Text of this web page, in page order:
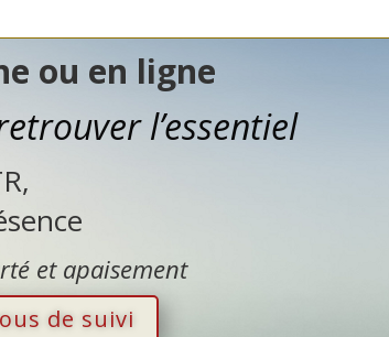
ou en ligne
l’essentiel
et apaisement
de suivi